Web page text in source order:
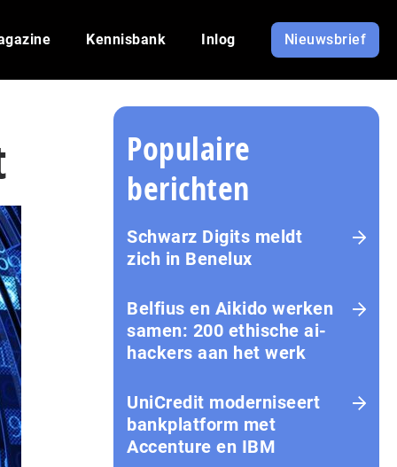
Kennisbank Inlog Nieuwsbrief
Populaire
berichten
Schwarz Digits meldt
zich in Benelux
Belfius en Aikido werken
samen: 200 ethische ai-
hackers aan het werk
UniCredit moderniseert
bankplatform met
Accenture en IBM